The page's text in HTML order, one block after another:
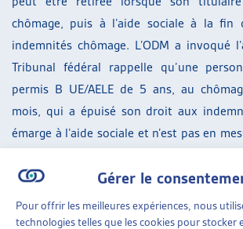
Gérer le
Pour offrir les meilleures expériences, nous
technologies telles que les cookies pour stocker
chômage, puis à l’aide sociale à la
indemnités chômage. L’ODM a invoqué
Tribunal fédéral rappelle qu’une
permis B UE/AELE de 5 ans, au
mois, qui a épuisé son droit aux
émarge à l’aide sociale et n’est pas en
du fait qu’elle perd sa qualité de «
cas en l’espèce. Le Tribunal fédéral n’a
examiner le cas sous l’angle de l’abus de